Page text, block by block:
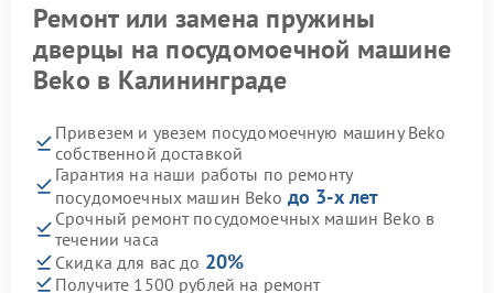
Ремонт или замена пружины
дверцы на посудомоечной машине
Beko в Калининграде
Привезем и увезем посудомоечную машину Beko
собственной доставкой
Гарантия на наши работы по ремонту
посудомоечных машин Beko до 3-х лет
Срочный ремонт посудомоечных машин Beko в
течении часа
Скидка для вас до 20%
Получите 1500 рублей на ремонт